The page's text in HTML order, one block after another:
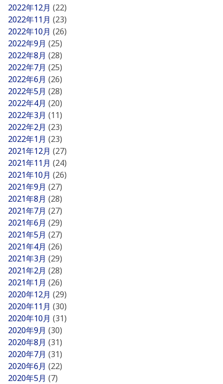
2022年12月 (22)
2022年11月 (23)
2022年10月 (26)
2022年9月 (25)
2022年8月 (28)
2022年7月 (25)
2022年6月 (26)
2022年5月 (28)
2022年4月 (20)
2022年3月 (11)
2022年2月 (23)
2022年1月 (23)
2021年12月 (27)
2021年11月 (24)
2021年10月 (26)
2021年9月 (27)
2021年8月 (28)
2021年7月 (27)
2021年6月 (29)
2021年5月 (27)
2021年4月 (26)
2021年3月 (29)
2021年2月 (28)
2021年1月 (26)
2020年12月 (29)
2020年11月 (30)
2020年10月 (31)
2020年9月 (30)
2020年8月 (31)
2020年7月 (31)
2020年6月 (22)
2020年5月 (7)